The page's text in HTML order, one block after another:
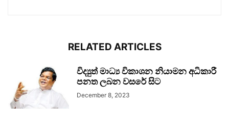
RELATED ARTICLES
විද්‍යුත් මාධ්‍ය විකාශන නියාමන අධිකාරී
පනත ලබන වසරේ සිට
December 8, 2023